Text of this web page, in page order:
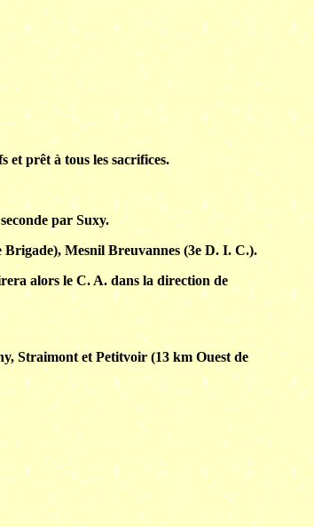
et prêt à tous les sacrifices.
par Suxy.
Mesnil Breuvannes (3e D. I. C.).
alors le C. A. dans la direction de
Straimont et Petitvoir (13 km Ouest de